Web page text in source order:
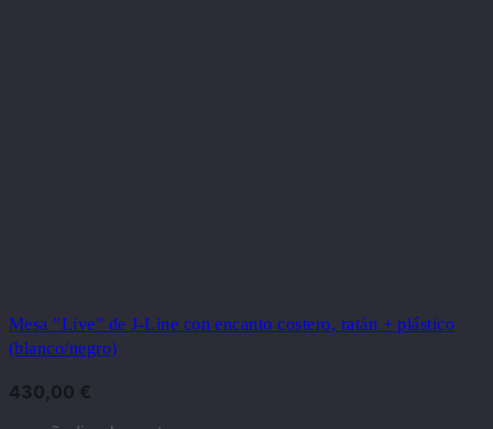
Mesa "Live" de J-Line con encanto costero, ratán + plástico
(blanco/negro)
430,00 €